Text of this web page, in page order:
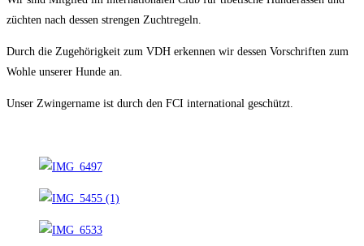
züchten nach dessen strengen Zuchtregeln.
Durch die Zugehörigkeit zum VDH erkennen wir dessen Vorschriften zum
Wohle unserer Hunde an.
Unser Zwingername ist durch den FCI international geschützt.